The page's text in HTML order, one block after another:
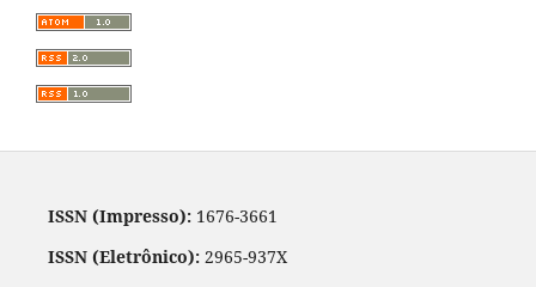
ISSN (Impresso):1676-3661
ISSN (Eletrônico):2965-937X